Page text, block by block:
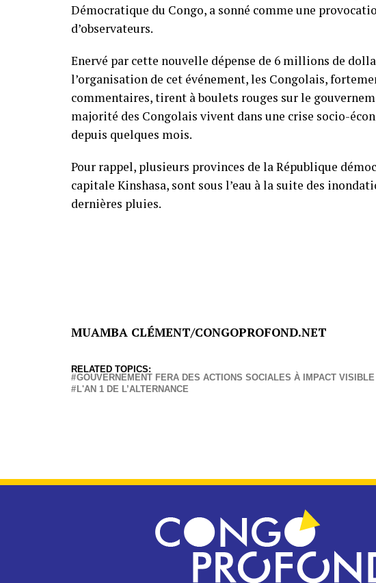
Démocratique du Congo, a sonné comme une
d’observateurs.
Enervé par cette nouvelle dépense de 6 millions de
l’organisation de cet événement, les Congolais,
commentaires, tirent à boulets rouges sur le
majorité des Congolais vivent dans une crise socio-
depuis quelques mois.
Pour rappel, plusieurs provinces de la République
capitale Kinshasa, sont sous l’eau à la suite des
dernières pluies.
MUAMBA CLÉMENT/CONGOPROFOND.NET
RELATED TOPICS:
GOUVERNEMENT FERA DES ACTIONS SOCIALES À IMPACT
L'AN 1 DE L’ALTERNANCE